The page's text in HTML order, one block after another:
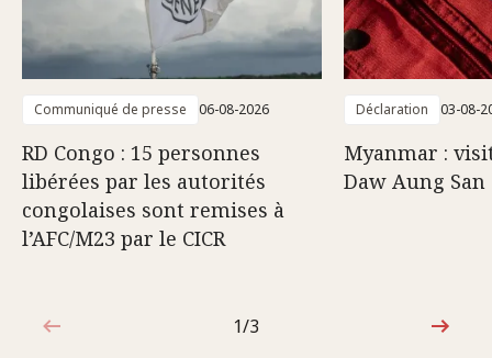
Communiqué de presse 06-08-2026
RD Congo : 15 personnes
libérées par les autorités
congolaises sont remises à
l’AFC/M23 par le CICR
Déclaration 03-08-
Myanmar :
Daw Aung San
1sur3
1/3